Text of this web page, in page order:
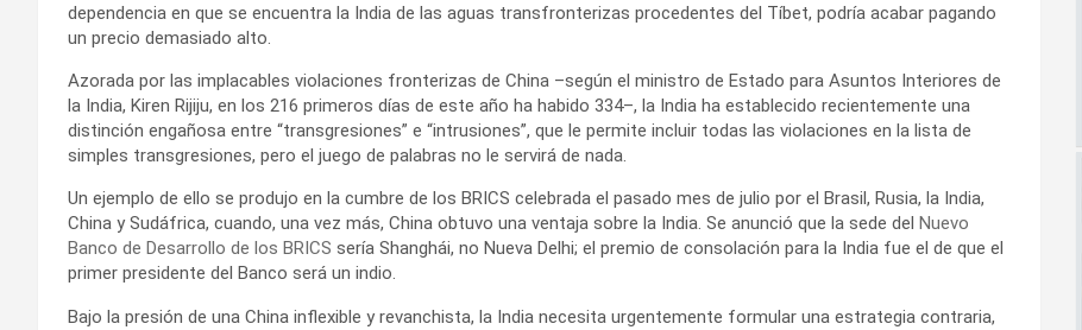
dependencia en que se encuentra la India de las aguas transfronterizas procedentes del Tíbet, podría acabar pagando
un precio demasiado alto.
Azorada por las implacables violaciones fronterizas de China –según el ministro de Estado para Asuntos Interiores de
la India, Kiren Rijiju, en los 216 primeros días de este año ha habido 334–, la India ha establecido recientemente una
distinción engañosa entre “transgresiones” e “intrusiones”, que le permite incluir todas las violaciones en la lista de
simples transgresiones, pero el juego de palabras no le servirá de nada.
Un ejemplo de ello se produjo en la cumbre de los BRICS celebrada el pasado mes de julio por el Brasil, Rusia, la India,
China y Sudáfrica, cuando, una vez más, China obtuvo una ventaja sobre la India. Se anunció que la sede del Nuevo
Banco de Desarrollo de los BRICS sería Shanghái, no Nueva Delhi; el premio de consolación para la India fue el de que el
primer presidente del Banco será un indio.
Bajo la presión de una China inflexible y revanchista, la India necesita urgentemente formular una estrategia contraria,